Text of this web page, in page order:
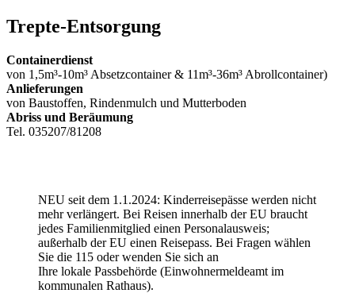
Trepte-Entsorgung
Containerdienst
von 1,5m³-10m³ Absetzcontainer & 11m³-36m³ Abrollcontainer)
Anlieferungen
von Baustoffen, Rindenmulch und Mutterboden
Abriss und Beräumung
Tel. 035207/81208
NEU seit dem 1.1.2024: Kinderreisepässe werden nicht
mehr verlängert. Bei Reisen innerhalb der EU braucht
jedes Familienmitglied einen Personalausweis;
außerhalb der EU einen Reisepass. Bei Fragen wählen
Sie die 115 oder wenden Sie sich an
Ihre lokale Passbehörde (Einwohnermeldeamt im
kommunalen Rathaus).